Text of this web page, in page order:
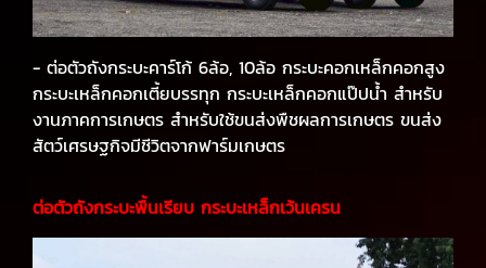
- ต่อตัวถังกระบะคาร์โก้ 6ล้อ, 10ล้อ กระบะคอกเหล็กคอกสูง
กระบะเหล็กคอกเตี้ยบรรทุก กระบะเหล็กคอกแป๊ปน้ำ สำหรับ
งานภาคการเกษตร สำหรับใช้ขนส่งพืชผลการเกษตร ขนส่ง
สัตว์เศรษฐกิจมีชีวิตจากฟาร์มเกษตร
ต่อตัวถังกระบะพื้นเรียบ กระบะเหล็กเว้นเครน